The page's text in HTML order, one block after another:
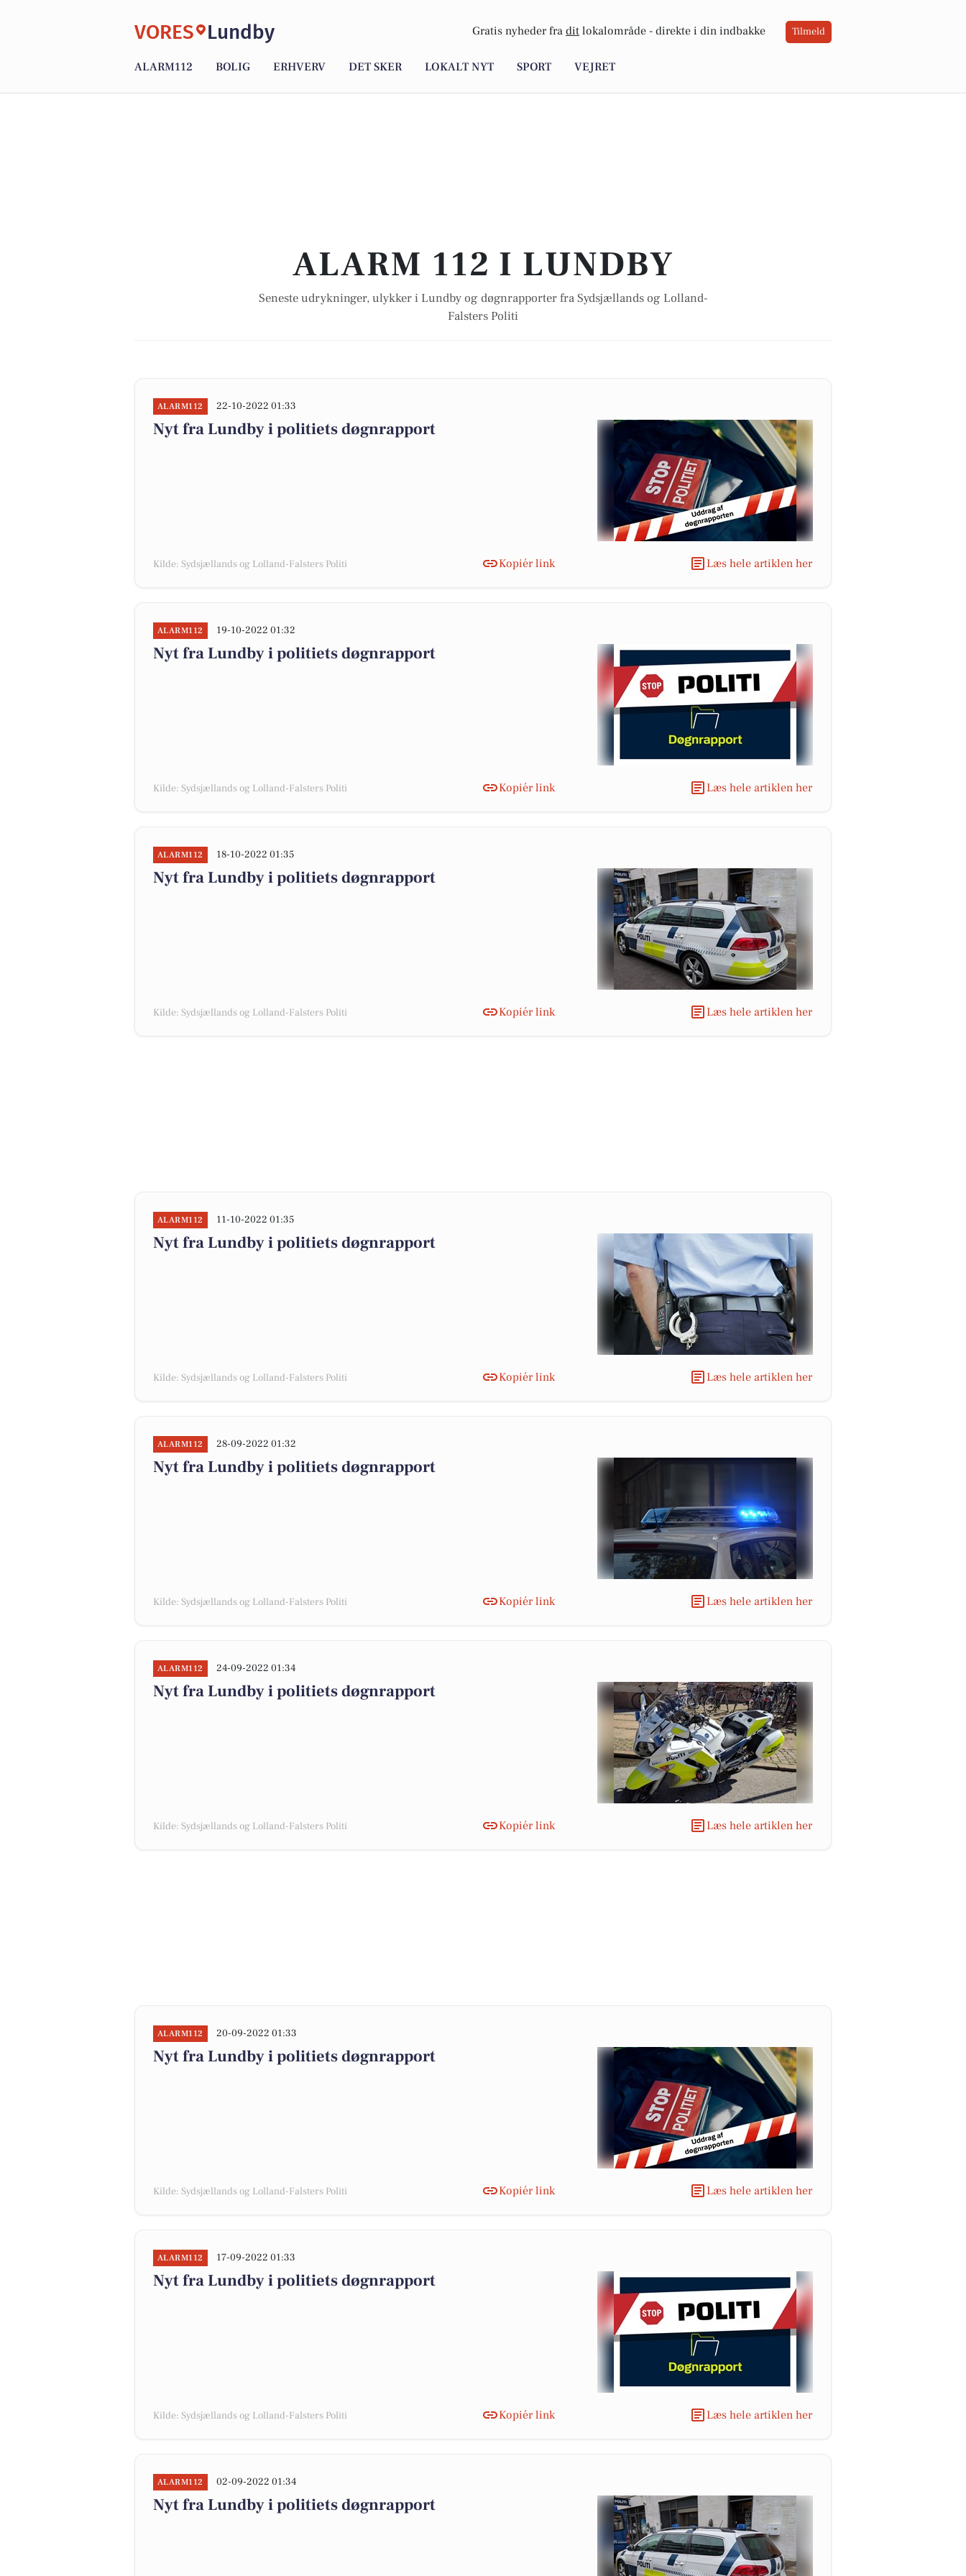
VORES Lundby Gratis nyheder fra dit lokalområde - direkte i din indbakke Tilmeld
ALARM112 BOLIG ERHVERV DET SKER LOKALT NYT SPORT VEJRET
ALARM 112 I LUNDBY
Seneste udrykninger, ulykker i Lundby og døgnrapporter fra Sydsjællands og Lolland-
Falsters Politi
ALARM112 22-10-2022 01:33
Nyt fra Lundby i politiets døgnrapport
Kilde: Sydsjællands og Lolland-Falsters Politi Kopiér link Læs hele artiklen her
ALARM112 19-10-2022 01:32
Nyt fra Lundby i politiets døgnrapport
Kilde: Sydsjællands og Lolland-Falsters Politi Kopiér link Læs hele artiklen her
ALARM112 18-10-2022 01:35
Nyt fra Lundby i politiets døgnrapport
Kilde: Sydsjællands og Lolland-Falsters Politi Kopiér link Læs hele artiklen her
ALARM112 11-10-2022 01:35
Nyt fra Lundby i politiets døgnrapport
Kilde: Sydsjællands og Lolland-Falsters Politi Kopiér link Læs hele artiklen her
ALARM112 28-09-2022 01:32
Nyt fra Lundby i politiets døgnrapport
Kilde: Sydsjællands og Lolland-Falsters Politi Kopiér link Læs hele artiklen her
ALARM112 24-09-2022 01:34
Nyt fra Lundby i politiets døgnrapport
Kilde: Sydsjællands og Lolland-Falsters Politi Kopiér link Læs hele artiklen her
ALARM112 20-09-2022 01:33
Nyt fra Lundby i politiets døgnrapport
Kilde: Sydsjællands og Lolland-Falsters Politi Kopiér link Læs hele artiklen her
ALARM112 17-09-2022 01:33
Nyt fra Lundby i politiets døgnrapport
Kilde: Sydsjællands og Lolland-Falsters Politi Kopiér link Læs hele artiklen her
ALARM112 02-09-2022 01:34
Nyt fra Lundby i politiets døgnrapport